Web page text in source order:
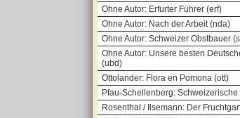
Ohne Autor: Erfurter Führer (erf)
Ohne Autor: Nach der Arbeit (nda)
Ohne Autor: Schweizer Obstbauer
Ohne Autor: Unsere besten
(ubd)
Ottolander: Flora en Pomona (ott)
Pfau-Schellenberg: Schweizerische
Rosenthal / Ilsemann: Der